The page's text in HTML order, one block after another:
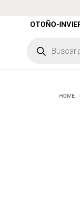
OTOÑO-
productos
HOME |